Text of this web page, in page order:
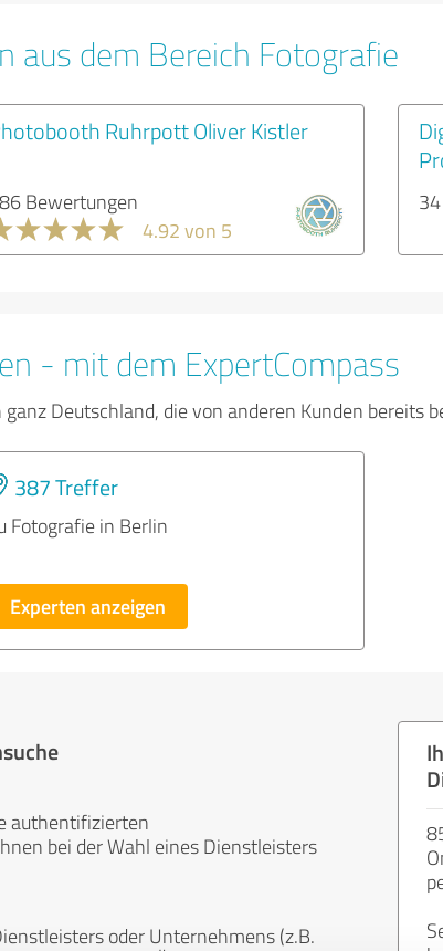
aus dem Bereich Fotografie
Ruhrpott Oliver Kistler
Bewertungen
4.92 von 5
- mit dem ExpertCompass
Deutschland, die von anderen Kunden bereits
387 Treffer
Fotografie in Berlin
Experten anzeigen
authentifizierten
bei der Wahl eines Dienstleisters
oder Unternehmens (z.B.